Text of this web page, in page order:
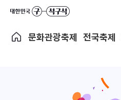
문화관광축제 전국축제